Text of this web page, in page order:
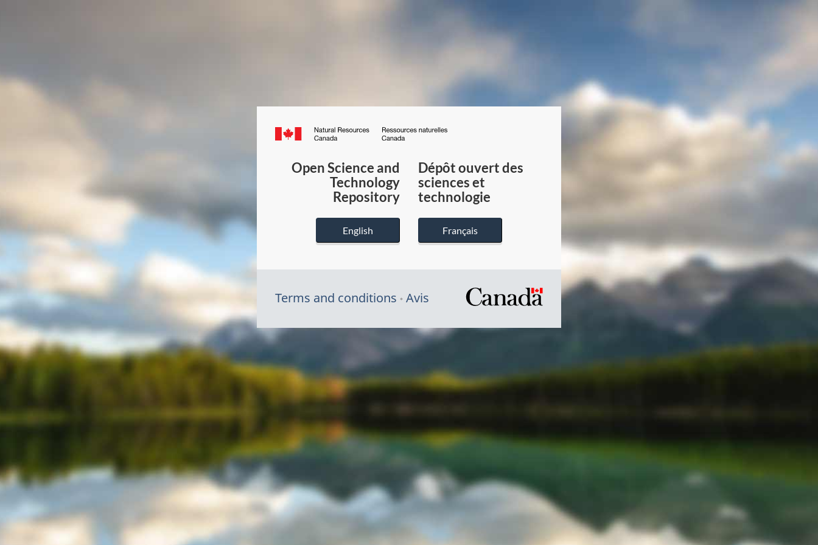
Canada.ca
du
Canada
Open Science and
Technology
Repository
English
Dépôt ouvert des
sciences et
technologie
Français
Terms and conditions Avis
/
gouvernement
du